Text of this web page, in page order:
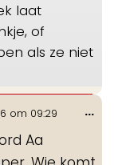
laat
of
als ze niet
om 09:29
Aa
...